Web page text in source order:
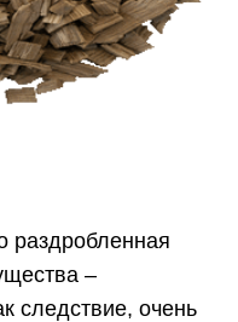
раздробленная
–
следствие, очень